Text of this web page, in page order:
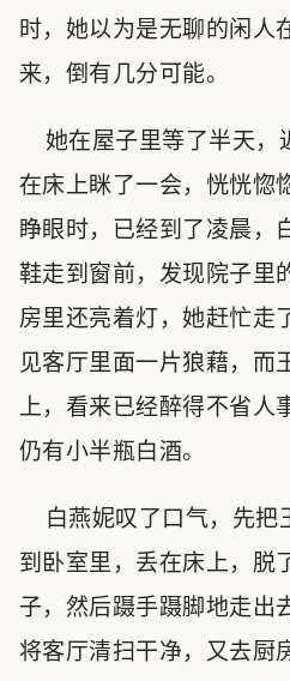
时，她以为是无聊的闲人
来，倒有几分可能。
她在屋子里等了半天，
在床上眯了一会，恍恍惚
睁眼时，已经到了凌晨，
鞋走到窗前，发现院子里
房里还亮着灯，她赶忙走
见客厅里面一片狼藉，而
上，看来已经醉得不省人
仍有小半瓶白酒。
白燕妮叹了口气，先把
到卧室里，丢在床上，脱
子，然后蹑手蹑脚地走出
将客厅清扫干净，又去厨